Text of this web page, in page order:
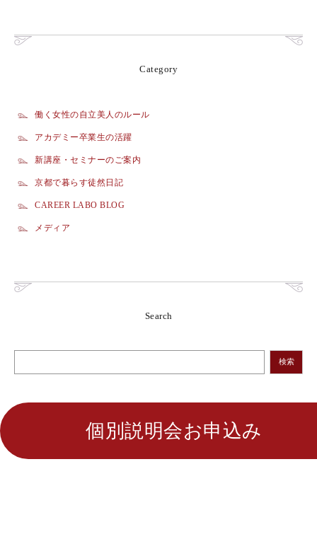
Category
働く女性の自立美人のルール
アカデミー卒業生の活躍
新講座・セミナーのご案内
京都で暮らす徒然日記
CAREER LABO BLOG
メディア
Search
検索
個別説明会お申込み